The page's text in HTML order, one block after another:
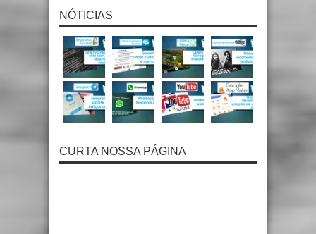
NÓTICIAS
CURTA NOSSA PÁGINA